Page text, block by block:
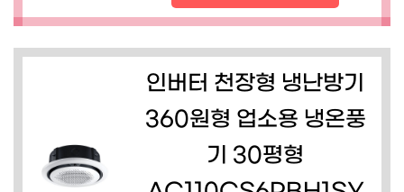
인버터 천장형 냉난방기
360원형 업소용 냉온풍
기 30평형